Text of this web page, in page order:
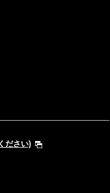
ださい)